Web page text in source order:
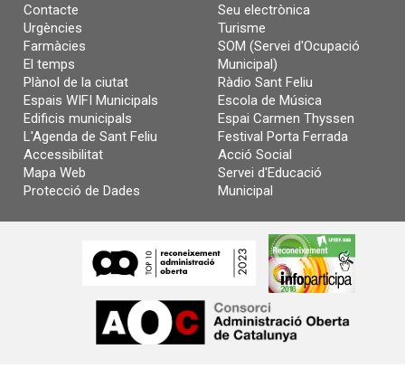
Contacte
Urgències
Farmàcies
El temps
Plànol de la ciutat
Espais WIFI Municipals
Edificis municipals
L'Agenda de Sant Feliu
Accessibilitat
Mapa Web
Protecció de Dades
Seu electrònica
Turisme
SOM (Servei d'Ocupació
Municipal)
Ràdio Sant Feliu
Escola de Música
Espai Carmen Thyssen
Festival Porta Ferrada
Acció Social
Servei d'Educació
Municipal